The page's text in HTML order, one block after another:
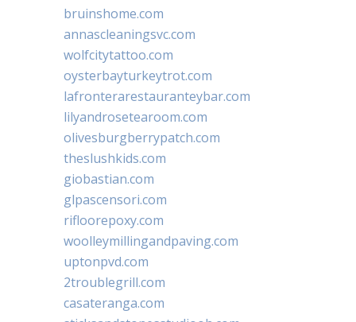
bruinshome.com
annascleaningsvc.com
wolfcitytattoo.com
oysterbayturkeytrot.com
lafronterarestauranteybar.com
lilyandrosetearoom.com
olivesburgberrypatch.com
theslushkids.com
giobastian.com
glpascensori.com
rifloorepoxy.com
woolleymillingandpaving.com
uptonpvd.com
2troublegrill.com
casateranga.com